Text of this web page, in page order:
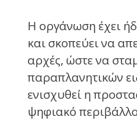
Η οργάνωση έχει
και σκοπεύει να
αρχές, ώστε να
παραπλανητικών
ενισχυθεί η
ψηφιακό